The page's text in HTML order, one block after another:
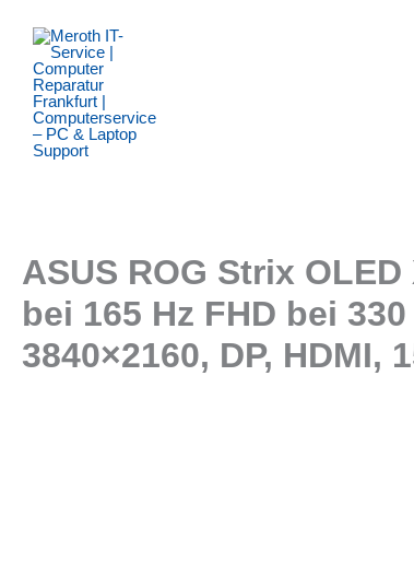
Inhalt
springen
ASUS ROG Strix
bei 165 Hz FHD bei
3840×2160, DP, HDMI,